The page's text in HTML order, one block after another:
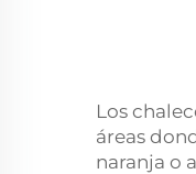
Los
áreas
naranja o